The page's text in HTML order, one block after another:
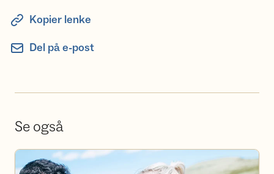
Kopier lenke
Del på e-post
Se også
Bli frivillig